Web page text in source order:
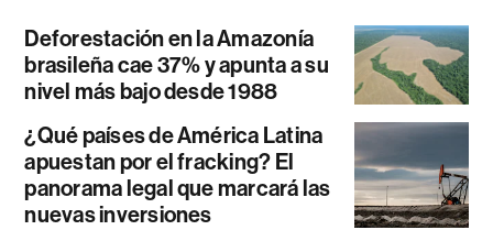
Deforestación en la Amazonía
brasileña cae 37% y apunta a su
nivel más bajo desde 1988
¿Qué países de América Latina
apuestan por el fracking? El
panorama legal que marcará las
nuevas inversiones